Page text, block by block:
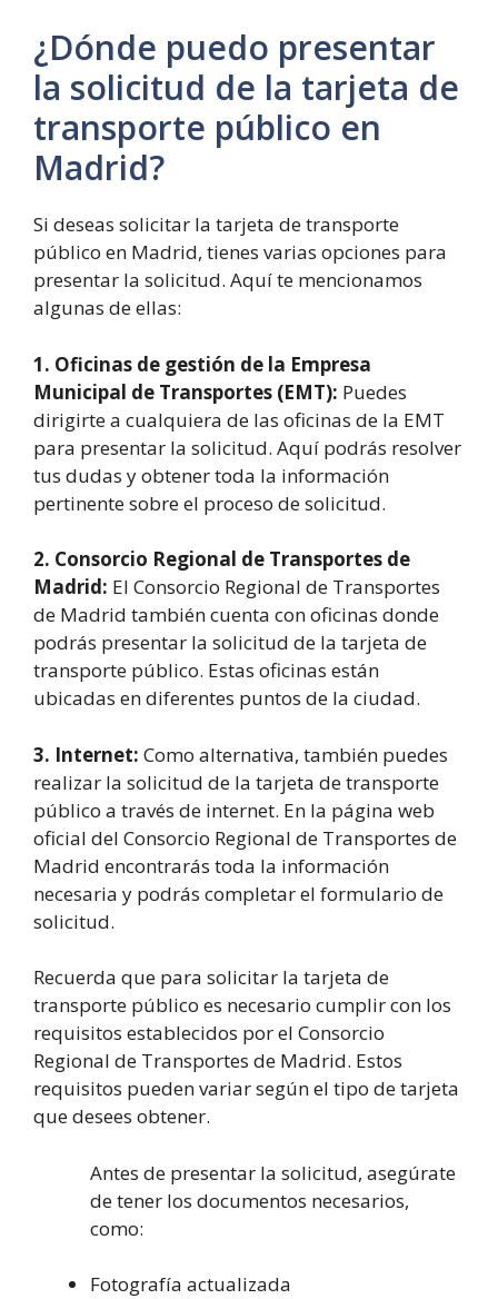
¿Dónde puedo presentar
la solicitud de la tarjeta de
transporte público en
Madrid?
Si deseas solicitar la tarjeta de transporte
público en Madrid, tienes varias opciones para
presentar la solicitud. Aquí te mencionamos
algunas de ellas:
1. Oficinas de gestión de la Empresa
Municipal de Transportes (EMT): Puedes
dirigirte a cualquiera de las oficinas de la EMT
para presentar la solicitud. Aquí podrás resolver
tus dudas y obtener toda la información
pertinente sobre el proceso de solicitud.
2. Consorcio Regional de Transportes de
Madrid: El Consorcio Regional de Transportes
de Madrid también cuenta con oficinas donde
podrás presentar la solicitud de la tarjeta de
transporte público. Estas oficinas están
ubicadas en diferentes puntos de la ciudad.
3. Internet: Como alternativa, también puedes
realizar la solicitud de la tarjeta de transporte
público a través de internet. En la página web
oficial del Consorcio Regional de Transportes de
Madrid encontrarás toda la información
necesaria y podrás completar el formulario de
solicitud.
Recuerda que para solicitar la tarjeta de
transporte público es necesario cumplir con los
requisitos establecidos por el Consorcio
Regional de Transportes de Madrid. Estos
requisitos pueden variar según el tipo de tarjeta
que desees obtener.
Antes de presentar la solicitud, asegúrate
de tener los documentos necesarios,
como:
Fotografía actualizada